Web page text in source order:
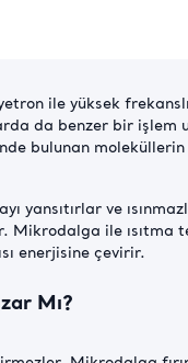
ile yüksek
da benzer bir işlem
bulunan moleküllerin
ve
Mikrodalga ile
enerjisine çevirir.
Mı?